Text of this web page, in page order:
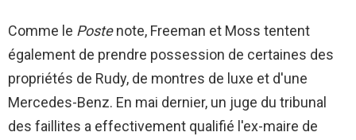
Comme le Postenote, Freeman et Moss tentent
également de prendre possession de certaines des
propriétés de Rudy, de montres de luxe et d'une
Mercedes-Benz. En mai dernier, un juge du tribunal
des faillites a effectivement qualifié l'ex-maire de